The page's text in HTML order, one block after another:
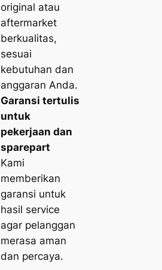
original atau
aftermarket
berkualitas,
sesuai
kebutuhan dan
anggaran Anda.
Garansi tertulis
untuk
pekerjaan dan
sparepart
Kami
memberikan
garansi untuk
hasil service
agar pelanggan
merasa aman
dan percaya.